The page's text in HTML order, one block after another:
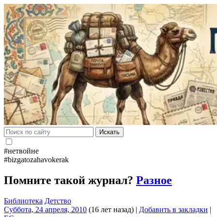
Искать
#нетвойне
#bizgatozahavokerak
Помните такой журнал? Разное
Библиотека Детство
Суббота, 24 апреля, 2010 (16 лет назад) | Добавить в закладки |